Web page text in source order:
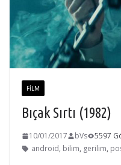
FILM
Bıçak Sırtı (1982)
10/01/2017 bVs
5597
android, bilim, gerilim,